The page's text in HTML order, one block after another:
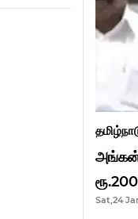
Sat,24